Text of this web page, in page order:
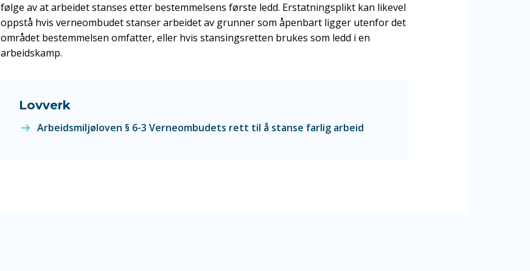
følge av at arbeidet stanses etter bestemmelsens første ledd. Erstatningsplikt kan likevel
oppstå hvis verneombudet stanser arbeidet av grunner som åpenbart ligger utenfor det
området bestemmelsen omfatter, eller hvis stansingsretten brukes som ledd i en
arbeidskamp.
Lovverk
Arbeidsmiljøloven § 6-3 Verneombudets rett til å stanse farlig arbeid